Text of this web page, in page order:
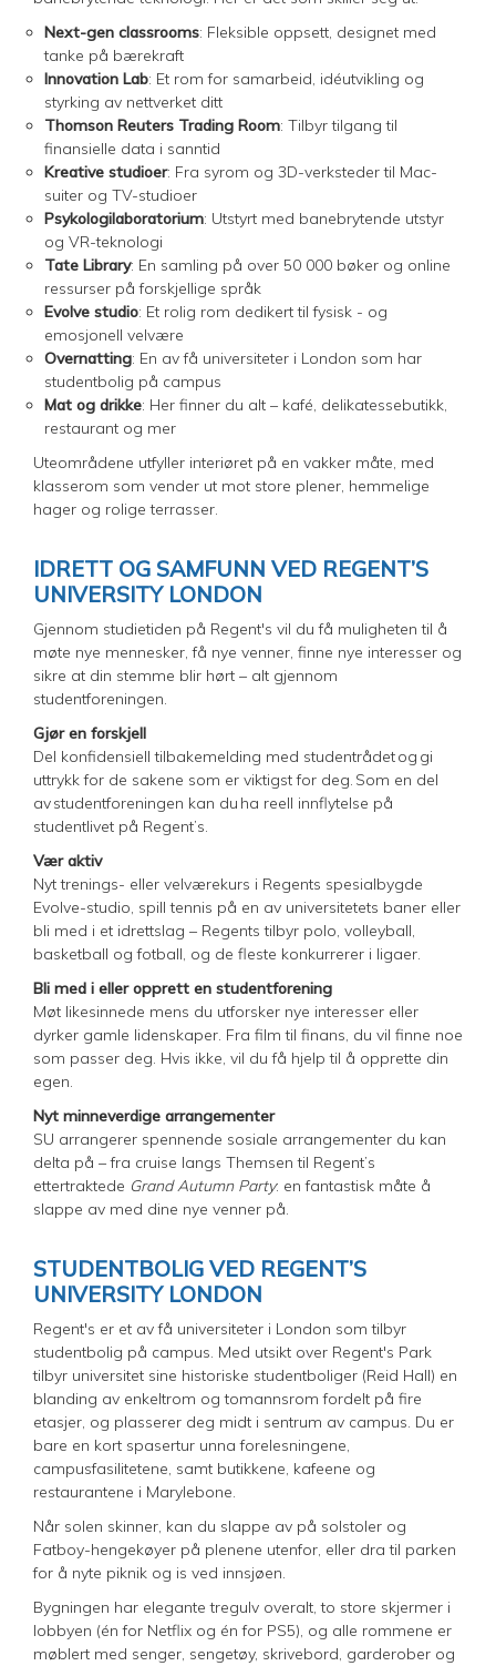
Next-gen classrooms: Fleksible oppsett, designet med
tanke på bærekraft
Innovation Lab: Et rom for samarbeid, idéutvikling og
styrking av nettverket ditt
Thomson Reuters Trading Room: Tilbyr tilgang til
finansielle data i sanntid
Kreative studioer: Fra syrom og 3D-verksteder til Mac-
suiter og TV-studioer
Psykologilaboratorium: Utstyrt med banebrytende utstyr
og VR-teknologi
Tate Library: En samling på over 50 000 bøker og online
ressurser på forskjellige språk
Evolve studio: Et rolig rom dedikert til fysisk - og
emosjonell velvære
Overnatting: En av få universiteter i London som har
studentbolig på campus
Mat og drikke: Her finner du alt – kafé, delikatessebutikk,
restaurant og mer
Uteområdene utfyller interiøret på en vakker måte, med
klasserom som vender ut mot store plener, hemmelige
hager og rolige terrasser.
IDRETT OG SAMFUNN VED REGENT’S
UNIVERSITY LONDON
Gjennom studietiden på Regent's vil du få muligheten til å
møte nye mennesker, få nye venner, finne nye interesser og
sikre at din stemme blir hørt – alt gjennom
studentforeningen.
Gjør en forskjell
Del konfidensiell tilbakemelding med studentrådet og gi
uttrykk for de sakene som er viktigst for deg. Som en del
av studentforeningen kan du ha reell innflytelse på
studentlivet på Regent’s.
Vær aktiv
Nyt trenings- eller velværekurs i Regents spesialbygde
Evolve-studio, spill tennis på en av universitetets baner eller
bli med i et idrettslag – Regents tilbyr polo, volleyball,
basketball og fotball, og de fleste konkurrerer i ligaer.
Bli med i eller opprett en studentforening
Møt likesinnede mens du utforsker nye interesser eller
dyrker gamle lidenskaper. Fra film til finans, du vil finne noe
som passer deg. Hvis ikke, vil du få hjelp til å opprette din
egen.
Nyt minneverdige arrangementer
SU arrangerer spennende sosiale arrangementer du kan
delta på – fra cruise langs Themsen til Regent’s
ettertraktede Grand Autumn Party: en fantastisk måte å
slappe av med dine nye venner på.
STUDENTBOLIG VED REGENT’S
UNIVERSITY LONDON
Regent's er et av få universiteter i London som tilbyr
studentbolig på campus. Med utsikt over Regent's Park
tilbyr universitet sine historiske studentboliger (Reid Hall) en
blanding av enkeltrom og tomannsrom fordelt på fire
etasjer, og plasserer deg midt i sentrum av campus. Du er
bare en kort spasertur unna forelesningene,
campusfasilitetene, samt butikkene, kafeene og
restaurantene i Marylebone.
Når solen skinner, kan du slappe av på solstoler og
Fatboy-hengekøyer på plenene utenfor, eller dra til parken
for å nyte piknik og is ved innsjøen.
Bygningen har elegante tregulv overalt, to store skjermer i
lobbyen (én for Netflix og én for PS5), og alle rommene er
møblert med senger, sengetøy, skrivebord, garderober og